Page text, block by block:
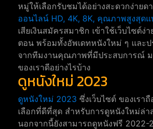
หมู่ให้เลือกรับชมได้อย่างสะดวกง่ายด
ออนไลน์ HD, 4K, 8K, คุณภาพสูงสุดแ
เสียเงินสมัครสมาชิก เข้าใช้เว็บไซต์ง่
ตอน พร้อมทั้งอัพเดทหนังใหม่ ๆ และป
จากทีมงานคุณภาพที่มีประสบการณ์ ม
ของเราดีอย่างไรบ้าง
ดูหนังใหม่ 2023
ดูหนังใหม่ 2023 ซึ่งเว็บไซต์ ของเรา
เลือกที่ดีที่สุด สำหรับการดูหนังใหม่ล่า
นอกจากนี้ยังสามารถดูหนังฟรี 2022-